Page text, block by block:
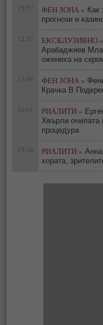
15:57 ФЕН ЗОНА » Как
прогнози и
12:32 ЕКСКЛУЗИВНО »
Арабаджиев
oжениха на
11:04 ФЕН ЗОНА »
Крачка В
16:01 РИАЛИТИ »
Хвърли очилата
процедура
15:34 РИАЛИТИ »
хората,